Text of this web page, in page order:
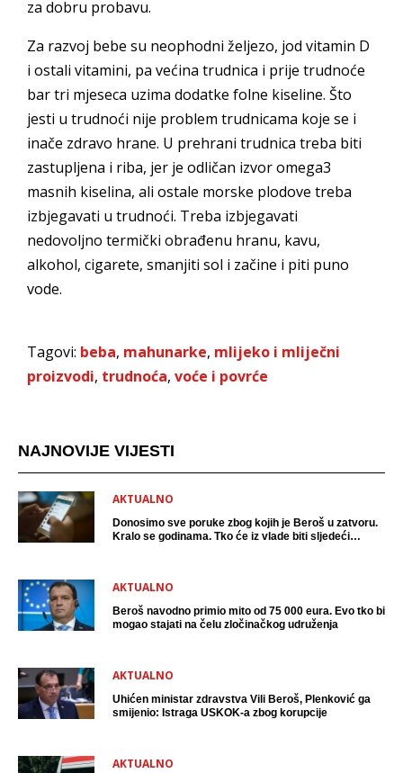
za dobru probavu.
Za razvoj bebe su neophodni željezo, jod vitamin D
i ostali vitamini, pa većina trudnica i prije trudnoće
bar tri mjeseca uzima dodatke folne kiseline. Što
jesti u trudnoći nije problem trudnicama koje se i
inače zdravo hrane. U prehrani trudnica treba biti
zastupljena i riba, jer je odličan izvor omega3
masnih kiselina, ali ostale morske plodove treba
izbjegavati u trudnoći. Treba izbjegavati
nedovoljno termički obrađenu hranu, kavu,
alkohol, cigarete, smanjiti sol i začine i piti puno
vode.
Tagovi: beba, mahunarke, mlijeko i mliječni
proizvodi, trudnoća, voće i povrće
NAJNOVIJE VIJESTI
AKTUALNO
Donosimo sve poruke zbog kojih je Beroš u zatvoru.
Kralo se godinama. Tko će iz vlade biti sljedeći
AKTUALNO
Beroš navodno primio mito od 75 000 eura. Evo tko bi
mogao stajati na čelu zločinačkog udruženja
AKTUALNO
Uhićen ministar zdravstva Vili Beroš, Plenković ga
smijenio: Istraga USKOK-a zbog korupcije
AKTUALNO